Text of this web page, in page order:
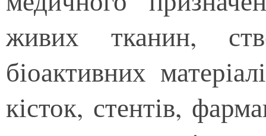
живих тканин,
біоактивних
кісток, стентів,